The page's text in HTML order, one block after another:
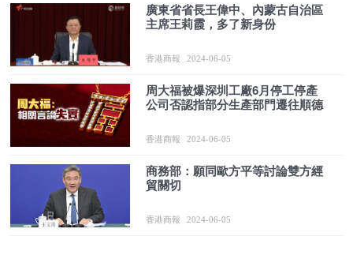
廣東省省長王偉中、內蒙古自治區
主席王莉霞，多了新身份
香港商報 2024-06-05
​周大福被爆深圳工廠6月停工停產
公司否認指部分生產部門遷往順德
香港商報 2024-06-05
商務部：願同歐方平等討論雙方經
貿關切
香港商報 2024-06-05